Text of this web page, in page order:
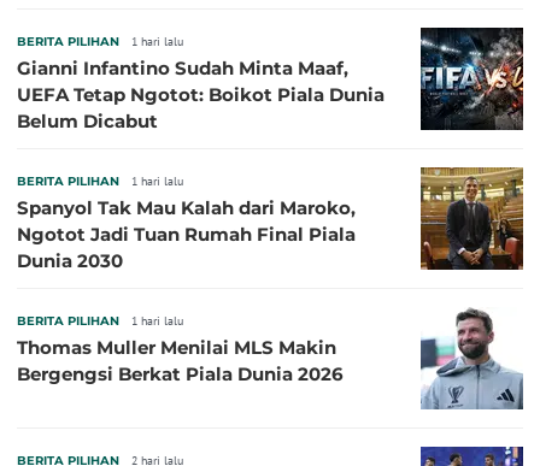
BERITA PILIHAN 1 hari lalu
Gianni Infantino Sudah Minta Maaf,
UEFA Tetap Ngotot: Boikot Piala Dunia
Belum Dicabut
BERITA PILIHAN 1 hari lalu
Spanyol Tak Mau Kalah dari Maroko,
Ngotot Jadi Tuan Rumah Final Piala
Dunia 2030
BERITA PILIHAN 1 hari lalu
Thomas Muller Menilai MLS Makin
Bergengsi Berkat Piala Dunia 2026
BERITA PILIHAN 2 hari lalu